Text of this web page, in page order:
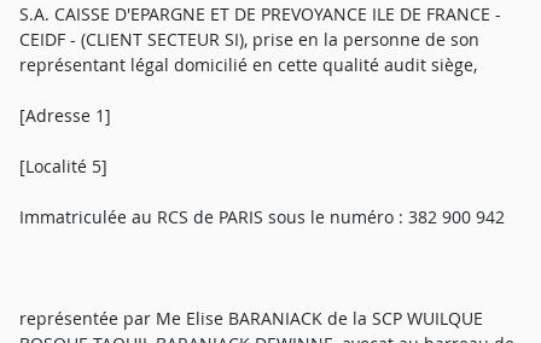
S.A. CAISSE D'EPARGNE ET DE PREVOYANCE ILE DE FRANCE -
CEIDF - (CLIENT SECTEUR SI), prise en la personne de son
représentant légal domicilié en cette qualité audit siège,
[Adresse 1]
[Localité 5]
Immatriculée au RCS de PARIS sous le numéro : 382 900 942
représentée par Me Elise BARANIACK de la SCP WUILQUE